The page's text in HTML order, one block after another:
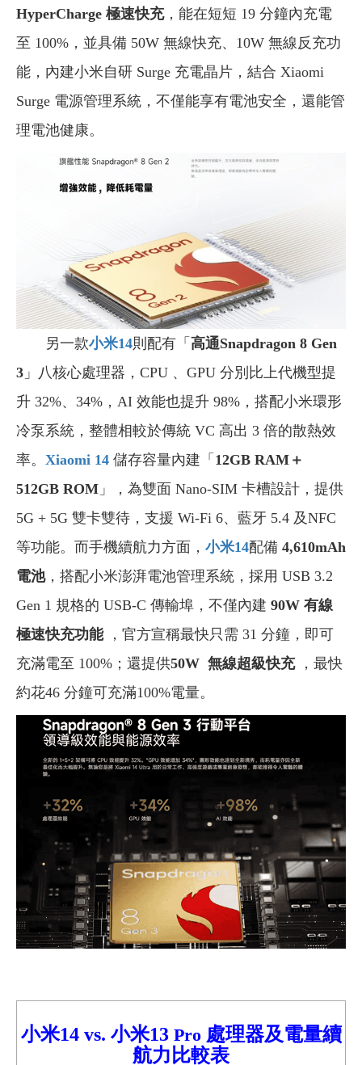
HyperCharge 極速快充，能在短短 19 分鐘內充電
至 100%，並具備 50W 無線快充、10W 無線反充功
能，內建小米自研 Surge 充電晶片，結合 Xiaomi
Surge 電源管理系統，不僅能享有電池安全，還能管
理電池健康。
另一款小米14則配有「 高通Snapdragon 8 Gen
3 」八核心處理器，CPU 、GPU 分別比上代機型提
升 32%、34%，AI 效能也提升 98%，搭配小米環形
冷泵系統，整體相較於傳統 VC 高出 3 倍的散熱效
率。 Xiaomi 14 儲存容量內建「 12GB RAM＋
512GB ROM 」，為雙面 Nano-SIM 卡槽設計，提供
5G + 5G 雙卡雙待，支援 Wi-Fi 6、藍牙 5.4 及NFC
等功能。而手機續航力方面， 小米14配備 4,610mAh
電池，搭配小米澎湃電池管理系統，採用 USB 3.2
Gen 1 規格的 USB-C 傳輸埠，不僅內建 90W 有線
極速快充功能，官方宣稱最快只需 31 分鐘，即可
充滿電至 100%；還提供50W 無線超級快充，最快
約花46 分鐘可充滿100%電量。
小米14 vs. 小米13Pro 處理器及電量續
航力比較表